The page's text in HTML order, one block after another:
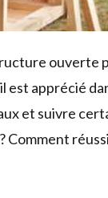
est apprécié
et suivre
Comment